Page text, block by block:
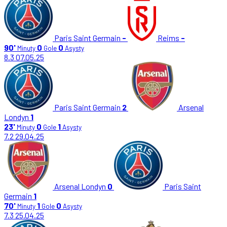
Paris Saint Germain - Reims -
90' Minuty 0 Gole 0 Asysty
8.3 07.05.25
Paris Saint Germain 2
Arsenal
Londyn 1
23' Minuty 0 Gole 1Asysty
7.2 29.04.25
Arsenal Londyn 0
Paris Saint
Germain 1
70' Minuty 1 Gole 0 Asysty
7.3 25.04.25